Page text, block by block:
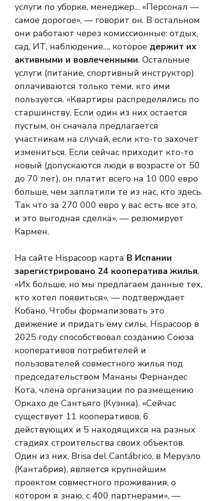
услуги по уборке, менеджер… «Персонал —
самое дорогое», — говорит он. В остальном
они работают через комиссионные: отдых,
сад, ИТ, наблюдение…, которое держит их
активными и вовлеченными. Остальные
услуги (питание, спортивный инструктор)
оплачиваются только теми, кто ими
пользуется. «Квартиры распределялись по
старшинству. Если один из них остается
пустым, он сначала предлагается
участникам на случай, если кто-то захочет
измениться. Если сейчас приходит кто-то
новый (допускаются люди в возрасте от 50
до 70 лет), он платит всего на 10 000 евро
больше, чем заплатили те из нас, кто здесь.
Так что за 270 000 евро у вас есть все это,
и это выгодная сделка», — резюмирует
Кармен.
На сайте Hispacoop карта В Испании
зарегистрировано 24 кооператива жилья.
«Их больше, но мы предлагаем данные тех,
кто хотел появиться», — подтверждает
Кобано. Чтобы формализовать это
движение и придать ему силы, Hispacoop в
2025 году способствовал созданию Союза
кооперативов потребителей и
пользователей совместного жилья под
председательством Мананы Фернандес
Кота, члена организации по размещению
Оркахо де Сантьяго (Куэнка). «Сейчас
существует 11 кооперативов, 6
действующих и 5 находящихся на разных
стадиях строительства своих объектов.
Один из них, Brisa del Cantábrico, в Меруэло
(Кантабрия), является крупнейшим
проектом совместного проживания, о
котором я знаю, с 400 партнерами», —